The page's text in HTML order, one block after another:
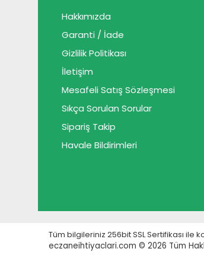
Hakkımızda
Garanti / İade
Gizlilik Politikası
İletişim
Mesafeli Satış Sözleşmesi
Sıkça Sorulan Sorular
Sipariş Takip
Havale Bildirimleri
Tüm bilgileriniz 256bit SSL Sertifikası ile
eczaneihtiyaclari.com © 2026 Tüm